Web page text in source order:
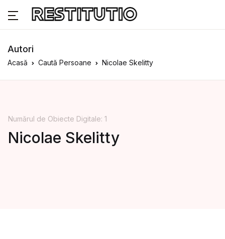
Autori
Acasă Caută Persoane Nicolae Skelitty
Numărul de Obiecte Digitale: 1
Nicolae Skelitty